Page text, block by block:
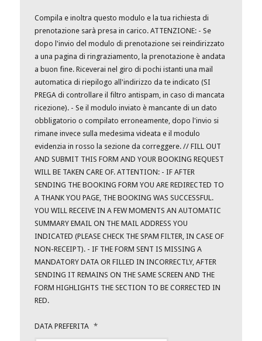
Compila e inoltra questo modulo e la tua richiesta di
prenotazione sarà presa in carico. ATTENZIONE: - Se
dopo l'invio del modulo di prenotazione sei reindirizzato
a una pagina di ringraziamento, la prenotazione è andata
a buon fine. Riceverai nel giro di pochi istanti una mail
automatica di riepilogo all'indirizzo da te indicato (SI
PREGA di controllare il filtro antispam, in caso di mancata
ricezione). - Se il modulo inviato è mancante di un dato
obbligatorio o compilato erroneamente, dopo l'invio si
rimane invece sulla medesima videata e il modulo
evidenzia in rosso la sezione da correggere. // FILL OUT
AND SUBMIT THIS FORM AND YOUR BOOKING REQUEST
WILL BE TAKEN CARE OF. ATTENTION: - IF AFTER
SENDING THE BOOKING FORM YOU ARE REDIRECTED TO
A THANK YOU PAGE, THE BOOKING WAS SUCCESSFUL.
YOU WILL RECEIVE IN A FEW MOMENTS AN AUTOMATIC
SUMMARY EMAIL ON THE MAIL ADDRESS YOU
INDICATED (PLEASE CHECK THE SPAM FILTER, IN CASE OF
NON-RECEIPT). - IF THE FORM SENT IS MISSING A
MANDATORY DATA OR FILLED IN INCORRECTLY, AFTER
SENDING IT REMAINS ON THE SAME SCREEN AND THE
FORM HIGHLIGHTS THE SECTION TO BE CORRECTED IN
RED.
DATA PREFERITA *